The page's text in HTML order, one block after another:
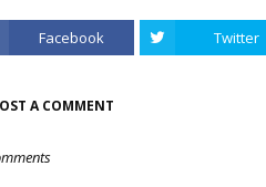
Facebook Twitter
A COMMENT